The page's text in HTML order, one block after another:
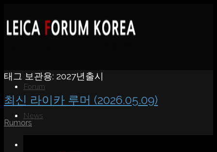
Forum
News
태그 보관용: 2027년출시
최신 라이카 루머 (2026.05.09)
Rumors